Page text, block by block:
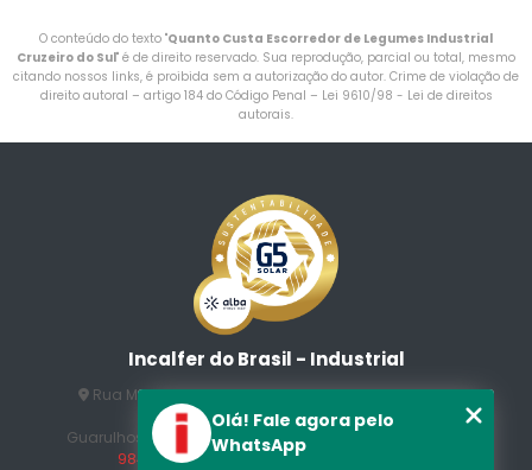
O conteúdo do texto "Quanto Custa Escorredor de Legumes Industrial
Cruzeiro do Sul" é de direito reservado. Sua reprodução, parcial ou total, mesmo
citando nossos links, é proibida sem a autorização do autor. Crime de violação de
direito autoral – artigo 184 do Código Penal – Lei 9610/98 - Lei de direitos
autorais.
Incalfer do Brasil - Industrial
Rua Manuel Jesus Fernandes , 172 - Jardim Santo
Afonso
Guarulhos - SP - CEP: 07215-230
(11) 3296-7700
98409-5498
contato@incalfer.com.br
Olá! Fale agora pelo
WhatsApp